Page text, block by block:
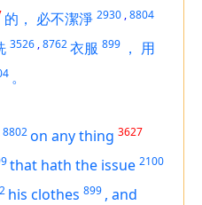
的， 必不潔淨 2930 ,8804
3526 ,8762衣服 899 ， 用
。
8802on anything 3627
that hath the issue 2100
his clothes 899 , and